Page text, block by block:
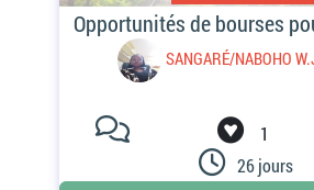
1
26 jours